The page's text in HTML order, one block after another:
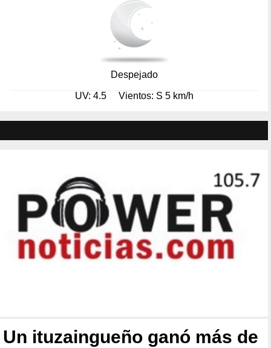
Despejado
UV: 4.5 Vientos: S 5 km/h
Un ituzaingueño ganó más de